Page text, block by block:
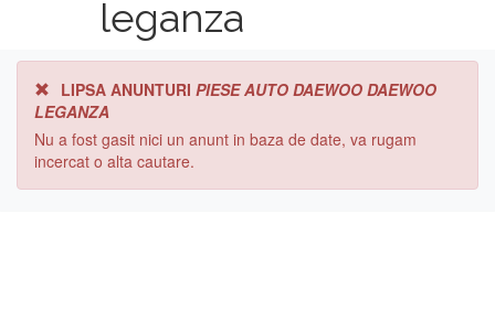
leganza
LIPSA ANUNTURI PIESE AUTO DAEWOO DAEWOO
LEGANZA
Nu a fost gasit nici un anunt in baza de date, va rugam
incercat o alta cautare.